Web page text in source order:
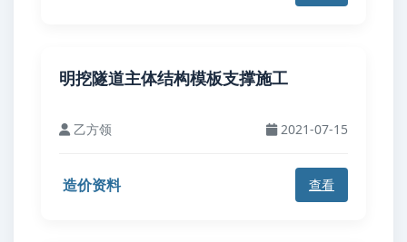
明挖隧道主体结构模板支撑施工
乙方领 2021-07-15
造价资料 查看